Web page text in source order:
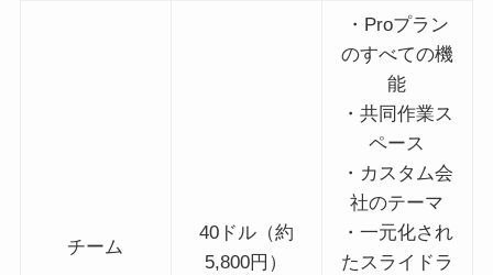
チーム
40ドル（約
5,800円）
・Proプラン
のすべての機
能
・共同作業ス
ペース
・カスタム会
社のテーマ
・一元化され
たスライドラ